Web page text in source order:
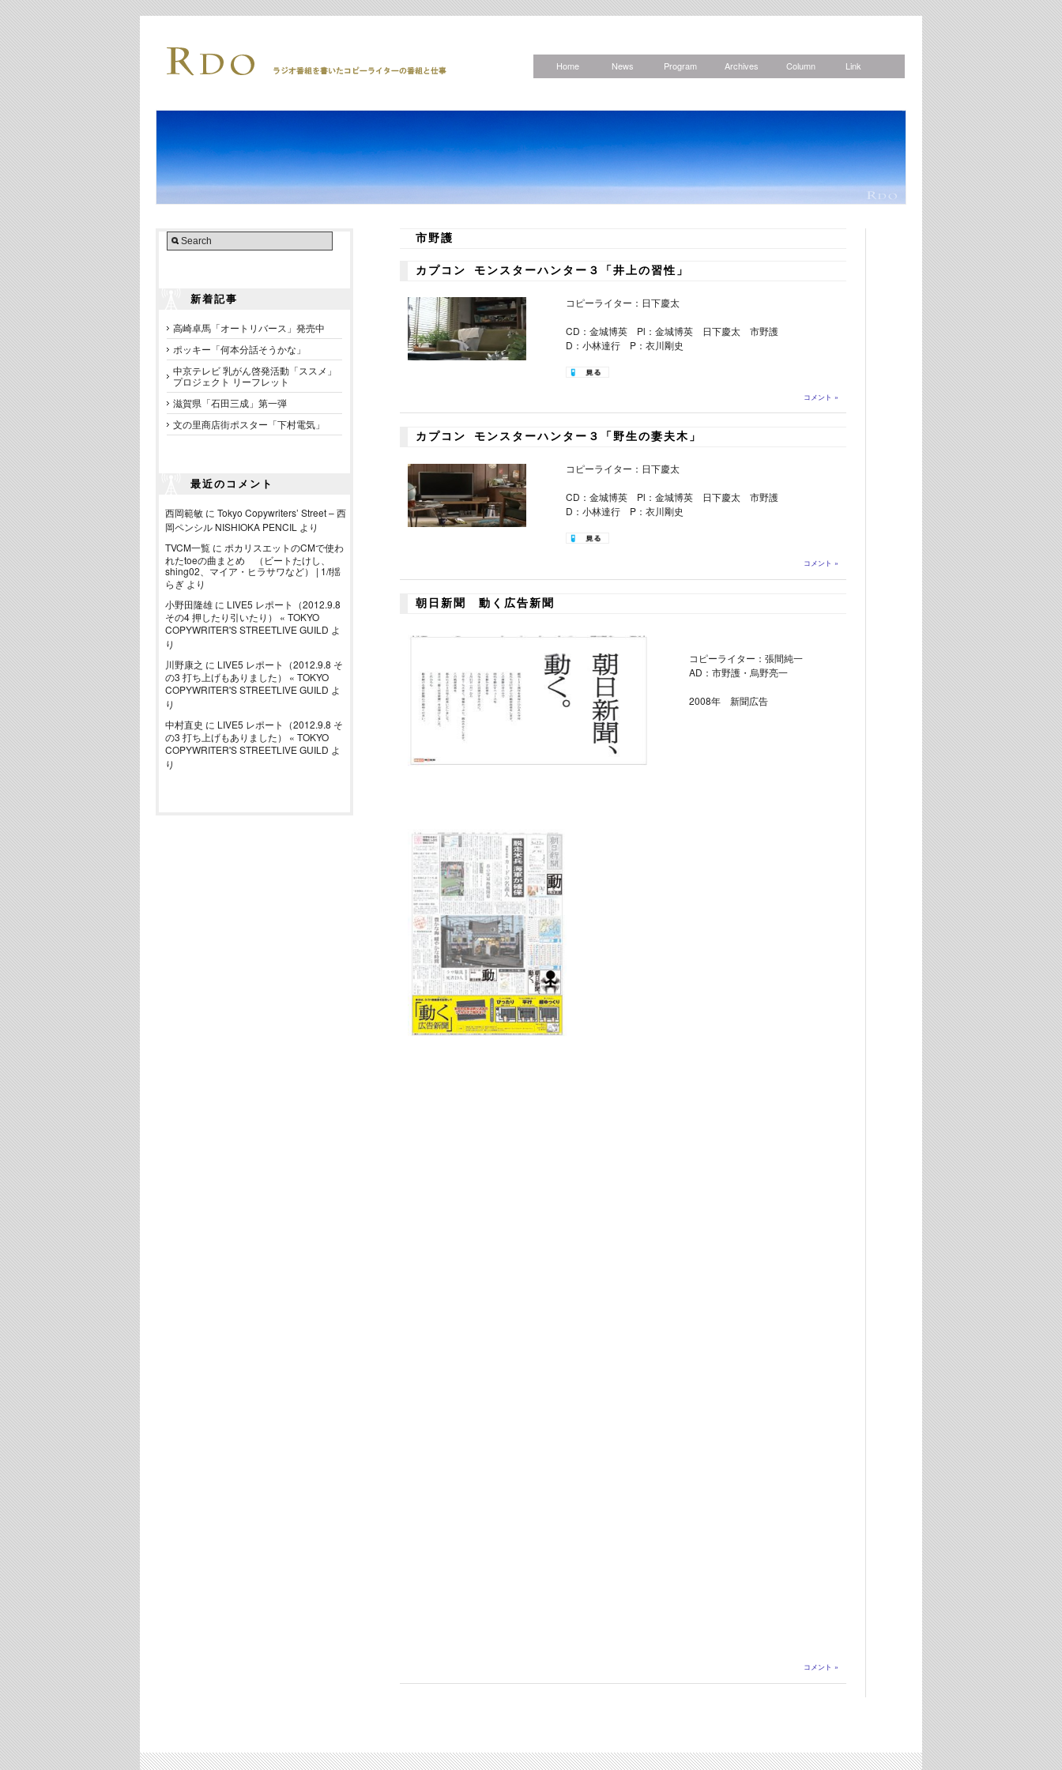
Home News Program Archives Column Link
新着記事
高崎卓馬「オートリバース」発売中
ポッキー「何本分話そうかな」
中京テレビ 乳がん啓発活動「ススメ」
プロジェクト リーフレット
滋賀県「石田三成」第一弾
文の里商店街ポスター「下村電気」
最近のコメント
西岡範敏 に Tokyo Copywriters’ Street – 西
岡ペンシル NISHIOKA PENCIL より
TVCM一覧 に ポカリスエットのCMで使わ
れたtoeの曲まとめ （ビートたけし、
shing02、マイア・ヒラサワなど） | 1/f揺
らぎ より
小野田隆雄 に LIVE5 レポート（2012.9.8
その4 押したり引いたり） « TOKYO
COPYWRITER'S STREETLIVE GUILD よ
り
川野康之 に LIVE5 レポート（2012.9.8 そ
の3 打ち上げもありました） « TOKYO
COPYWRITER'S STREETLIVE GUILD よ
り
中村直史 に LIVE5 レポート（2012.9.8 そ
の3 打ち上げもありました） « TOKYO
COPYWRITER'S STREETLIVE GUILD よ
り
市野護
カプコン モンスターハンター３「井上の習性」
コピーライター：日下慶太
CD：金城博英 Pl：金城博英 日下慶太 市野護
D：小林達行 P：衣川剛史
コメント »
カプコン モンスターハンター３「野生の妻夫木」
コピーライター：日下慶太
CD：金城博英 Pl：金城博英 日下慶太 市野護
D：小林達行 P：衣川剛史
コメント »
朝日新聞 動く広告新聞
コピーライター：張間純一
AD：市野護・烏野亮一
2008年 新聞広告
コメント »